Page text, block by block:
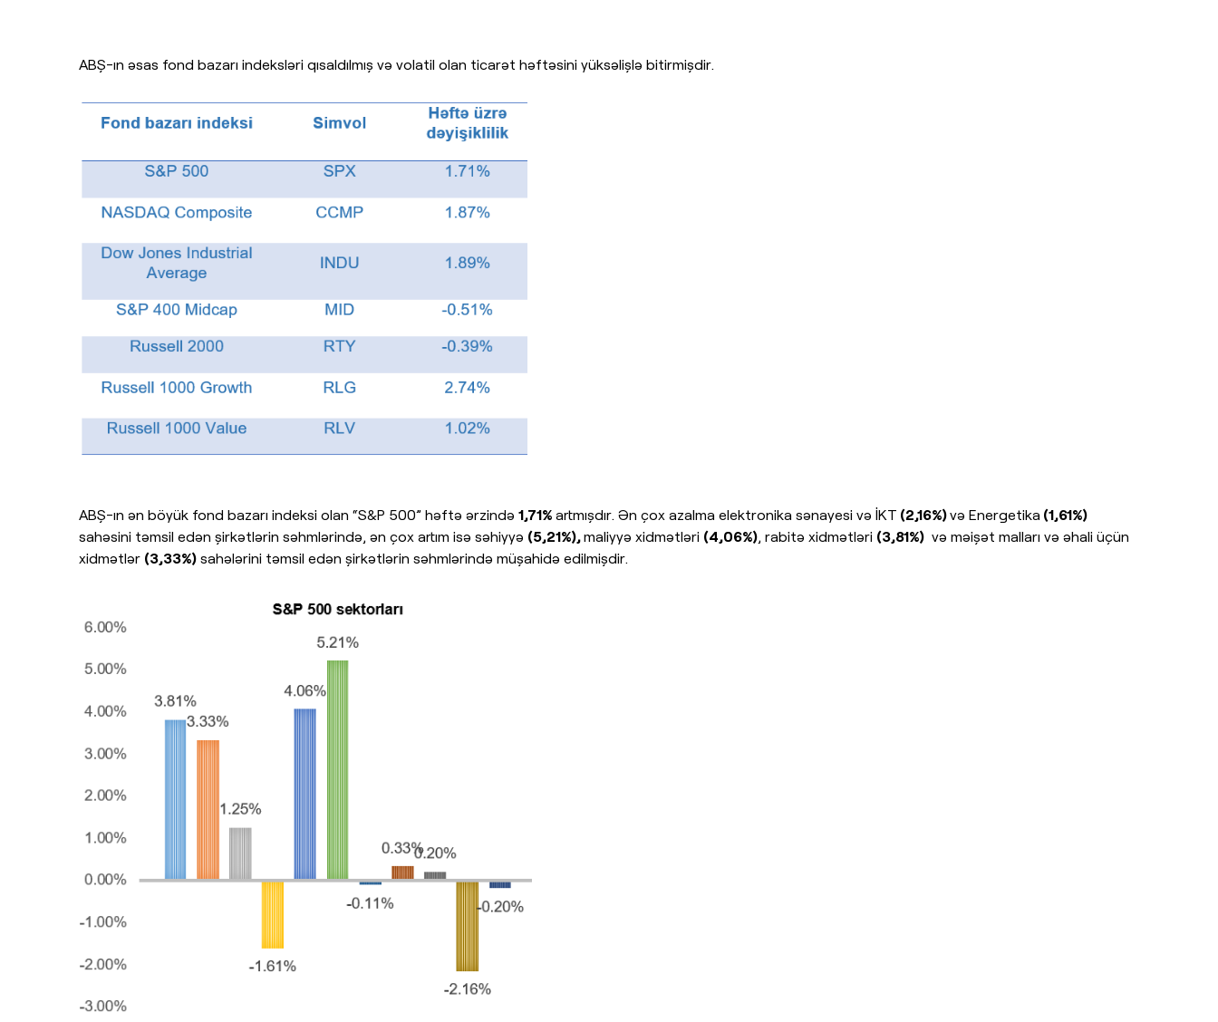
ABŞ-ın əsas fond bazarı indeksləri qısaldılmış və volatil olan ticarət həftəsini yüksəlişlə bitirmişdir.
ABŞ-ın ən böyük fond bazarı indeksi olan “S&P 500” həftə ərzində 1,71% artmışdır. Ən çox azalma elektronika sənayesi və İKT (2,16%)və Energetika (1,61%)
sahəsini təmsil edən şirkətlərin səhmlərində, ən çox artım isə səhiyyə (5,21%),maliyyə xidmətləri (4,06%) , rabitə xidmətləri (3,81%) və məişət malları və əhali üçün
xidmətlər (3,33%) sahələrini təmsil edən şirkətlərin səhmlərində müşahidə edilmişdir.